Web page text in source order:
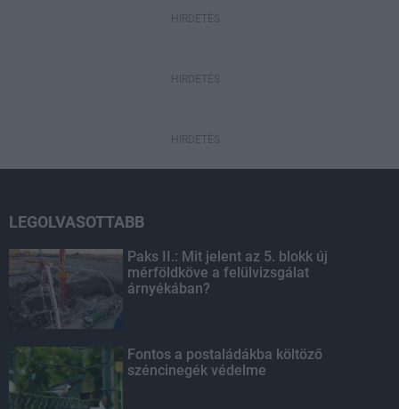
HIRDETÉS
HIRDETÉS
HIRDETÉS
LEGOLVASOTTABB
Paks II.: Mit jelent az 5. blokk új
mérföldköve a felülvizsgálat
árnyékában?
Fontos a postaládákba költöző
széncinegék védelme